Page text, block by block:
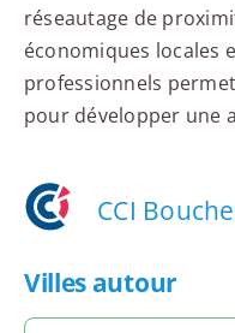
réseautage de
économiques locales
professionnels
pour développer une
CCI
Villes autour